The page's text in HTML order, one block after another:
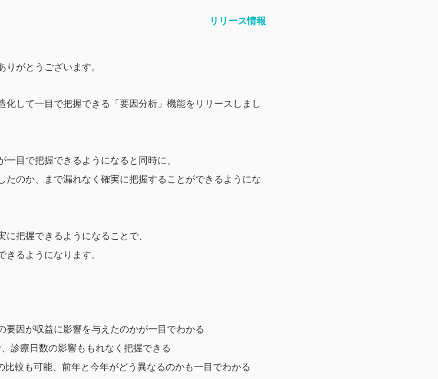
リリース情報
がとうございます。
して一目で把握できる「要因分析」機能をリリースしまし
目で把握できるようになると同時に、
のか、まで漏れなく確実に把握することができるようにな
に把握できるようになることで、
るようになります。
因が収益に影響を与えたのかが一目でわかる
診療日数の影響ももれなく把握できる
較も可能、前年と今年がどう異なるのかも一目でわかる